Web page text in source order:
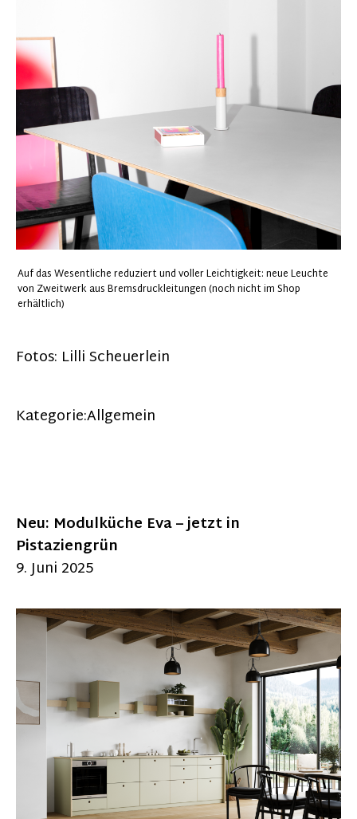
Auf das Wesentliche reduziert und voller Leichtigkeit: neue Leuchte
von Zweitwerk aus Bremsdruckleitungen (noch nicht im Shop
erhältlich)
Fotos: Lilli Scheuerlein
Kategorie:Allgemein
Neu: Modulküche Eva – jetzt in
Pistaziengrün
9. Juni 2025